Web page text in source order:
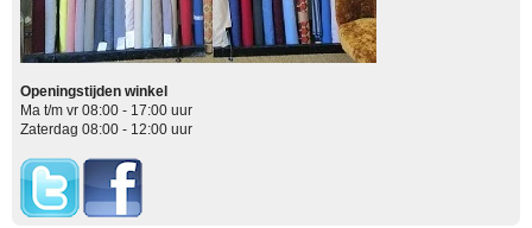
Openingstijden winkel
Ma t/m vr 08:00 - 17:00 uur
Zaterdag 08:00 - 12:00 uur